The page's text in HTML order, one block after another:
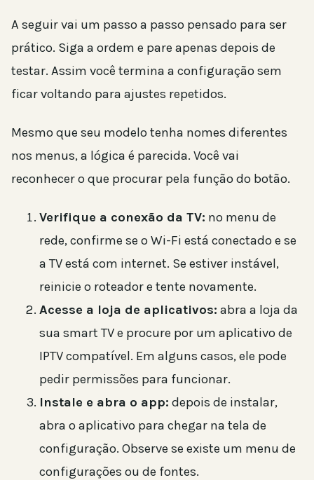
A seguir vai um passo a passo pensado para ser
prático. Siga a ordem e pare apenas depois de
testar. Assim você termina a configuração sem
ficar voltando para ajustes repetidos.
Mesmo que seu modelo tenha nomes diferentes
nos menus, a lógica é parecida. Você vai
reconhecer o que procurar pela função do botão.
Verifique a conexão da TV: no menu de
rede, confirme se o Wi-Fi está conectado e se
a TV está com internet. Se estiver instável,
reinicie o roteador e tente novamente.
Acesse a loja de aplicativos: abra a loja da
sua smart TV e procure por um aplicativo de
IPTV compatível. Em alguns casos, ele pode
pedir permissões para funcionar.
Instale e abra o app: depois de instalar,
abra o aplicativo para chegar na tela de
configuração. Observe se existe um menu de
configurações ou de fontes.